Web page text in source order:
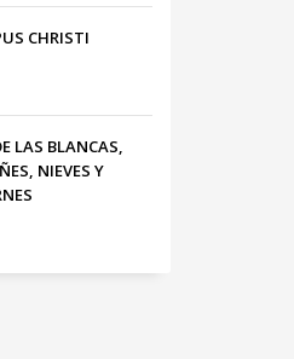
CHRISTI
LAS BLANCAS,
NIEVES Y